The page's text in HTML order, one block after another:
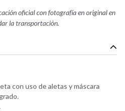
oficial con fotografía en original en
la transportación.
con uso de aletas y máscara